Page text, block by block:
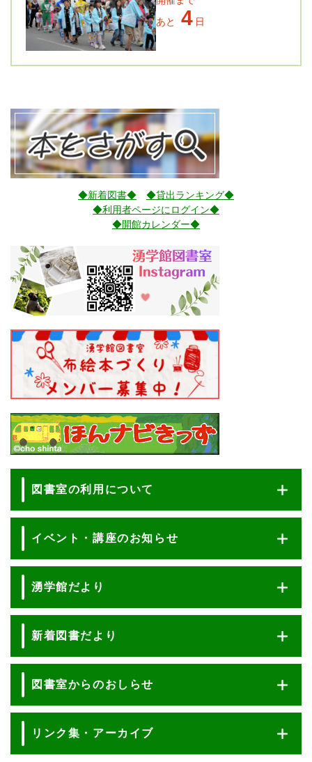
あと
4 日
◆新着図書◆
◆貸出ランキング◆
◆利用者ページにログイン◆
◆開館カレンダー◆
図書室の利用について
イベント・講座のお知らせ
湧学館だより
新着図書だより
図書室からのおしらせ
リンク集・アーカイブ